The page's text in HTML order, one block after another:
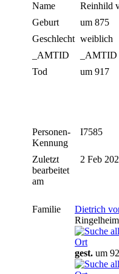
Name Reinhild
Geburt
um 875
Geschlecht weiblich
_AMTID
_AMTID
Tod
um 917
Personen-
Kennung
I7585
Zuletzt
bearbeitet
am
2 Feb
Familie Dietrich
gest. um